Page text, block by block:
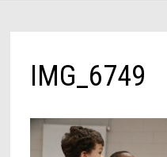
IMG_6749